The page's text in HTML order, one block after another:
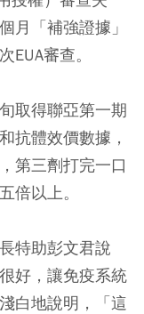
月「補強證據」
審查。
取得聯亞第一期
抗體效價數據，
第三劑打完一口
倍以上。
特助彭文君說
好，讓免疫系統
白地說明，「這